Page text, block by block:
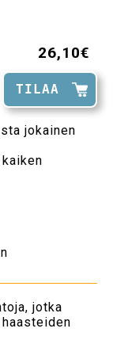
26,10€
TILAA
jokainen
jotka